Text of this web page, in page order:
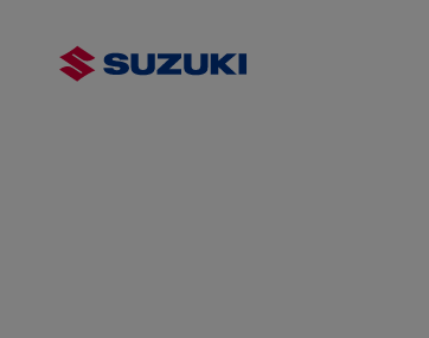
principal